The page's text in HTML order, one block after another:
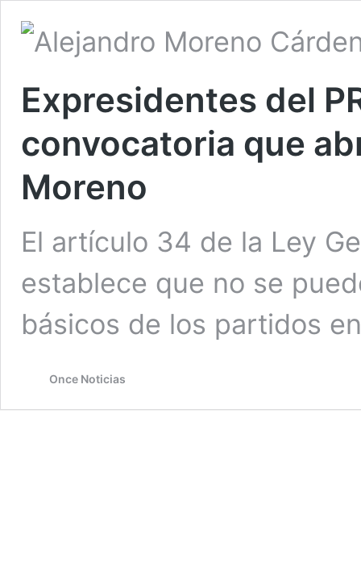
Expresidentes del
convocatoria que
Moreno
El artículo 34 de la Ley
establece que no se
básicos de los partidos
Once Noticias